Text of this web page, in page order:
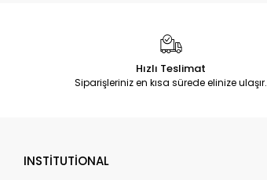
Hızlı Teslimat
Siparişleriniz en kısa sürede elinize ulaşır.
INSTİTUTİONAL